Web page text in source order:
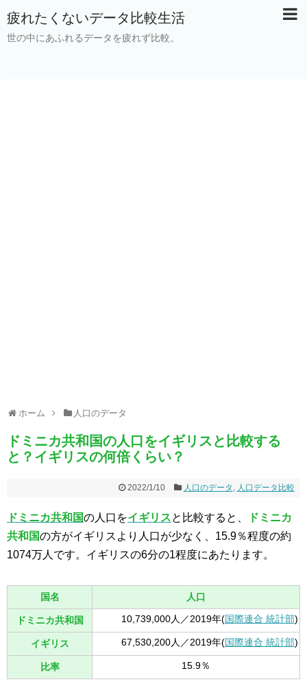
疲れたくないデータ比較生活
世の中にあふれるデータを疲れず比較。
ホーム 人口のデータ
ドミニカ共和国の人口をイギリスと比較する
と？イギリスの何倍くらい？
2022/1/10 人口のデータ , 人口データ比較
ドミニカ共和国の人口をイギリスと比較すると、
ドミニカ
共和国の方がイギリスより人口が少なく、15.9％程度の約
1074万人です。イギリスの6分の1程度にあたります。
国名 人口
ドミニカ共和国 10,739,000人／2019年(国際連合 統計部)
イギリス 67,530,200人／2019年(国際連合 統計部)
比率 15.9％